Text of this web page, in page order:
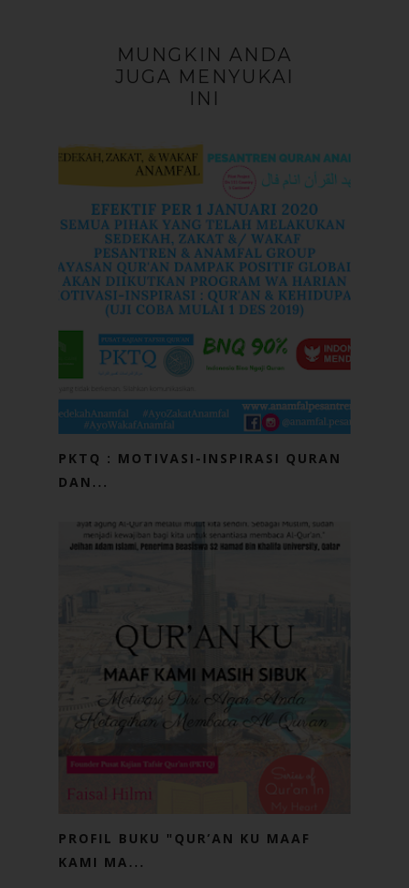
MUNGKIN ANDA
JUGA MENYUKAI
INI
PKTQ : MOTIVASI-INSPIRASI QURAN
DAN...
PROFIL BUKU "QUR’AN KU MAAF
KAMI MA...